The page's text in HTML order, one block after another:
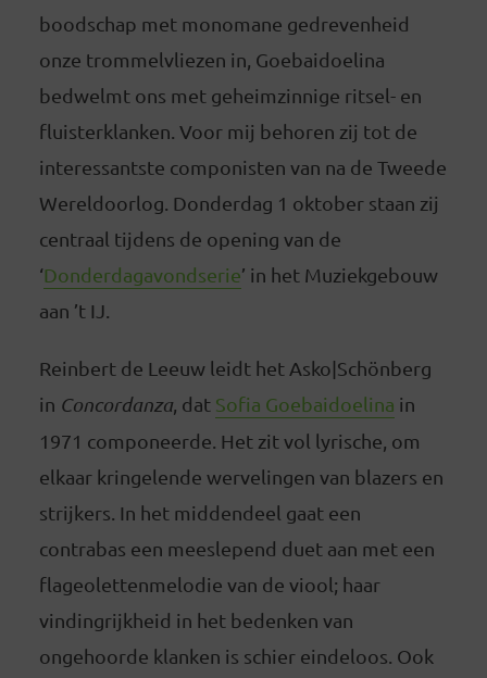
boodschap met monomane gedrevenheid
onze trommelvliezen in, Goebaidoelina
bedwelmt ons met geheimzinnige ritsel- en
fluisterklanken. Voor mij behoren zij tot de
interessantste componisten van na de Tweede
Wereldoorlog. Donderdag 1 oktober staan zij
centraal tijdens de opening van de
‘Donderdagavondserie’ in het Muziekgebouw
aan ’t IJ.
Reinbert de Leeuw leidt het Asko|Schönberg
in Concordanza, dat Sofia Goebaidoelina in
1971 componeerde. Het zit vol lyrische, om
elkaar kringelende wervelingen van blazers en
strijkers. In het middendeel gaat een
contrabas een meeslepend duet aan met een
flageolettenmelodie van de viool; haar
vindingrijkheid in het bedenken van
ongehoorde klanken is schier eindeloos. Ook